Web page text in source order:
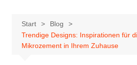
Start
Blog
Trendige Designs: Inspirationen für
Mikrozement in Ihrem Zuhause